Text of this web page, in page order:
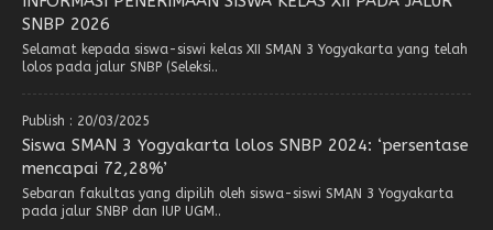
SNBP 2026
Selamat kepada siswa-siswi kelas XII SMAN 3 Yogyakarta yang telah
lolos pada jalur SNBP (Seleksi..
Publish : 20/03/2025
Siswa SMAN 3 Yogyakarta lolos SNBP 2024: ‘persentase
mencapai 72,28%’
Sebaran fakultas yang dipilih oleh siswa-siswi SMAN 3 Yogyakarta
pada jalur SNBP dan IUP UGM..